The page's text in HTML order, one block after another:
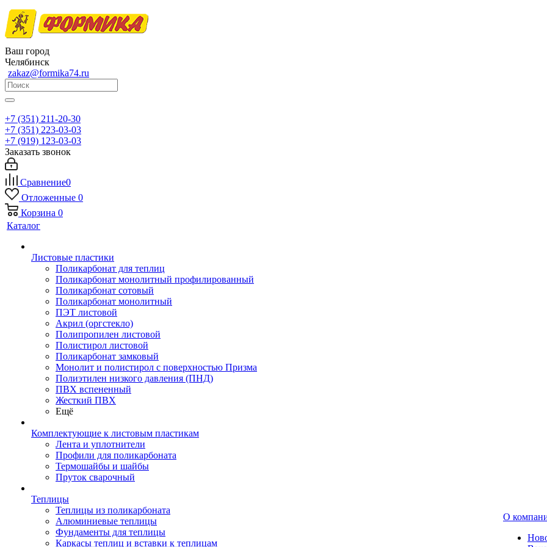
Ваш город
Челябинск
zakaz@formika74.ru
+7 (351) 211-20-30
+7 (351) 223-03-03
+7 (919) 123-03-03
Заказать звонок
Сравнение0
Отложенные 0
Корзина 0
Каталог
Листовые пластики
Поликарбонат для теплиц
Поликарбонат монолитный профилированный
Поликарбонат сотовый
Поликарбонат монолитный
ПЭТ листовой
Акрил (оргстекло)
Полипропилен листовой
Полистирол листовой
Поликарбонат замковый
Монолит и полистирол с поверхностью Призма
Полиэтилен низкого давления (ПНД)
ПВХ вспененный
Жесткий ПВХ
Ещё
Комплектующие к листовым пластикам
Лента и уплотнители
Профили для поликарбоната
Термошайбы и шайбы
Пруток сварочный
Теплицы
Теплицы из поликарбоната
Алюминиевые теплицы
Фундаменты для теплицы
Каркасы теплиц и вставки к теплицам
О